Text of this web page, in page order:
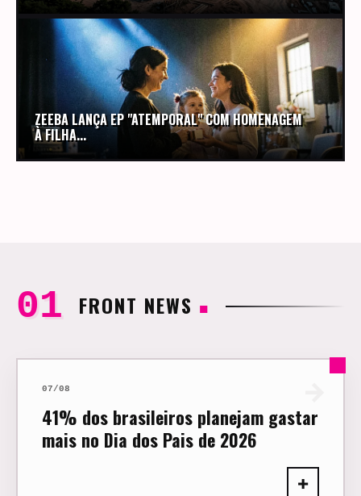
ZEEBA LANÇA EP "ATEMPORAL" COM HOMENAGEM
À FILHA...
FRONT NEWS ■
07/08
41% dos brasileiros planejam gastar
mais no Dia dos Pais de 2026
+